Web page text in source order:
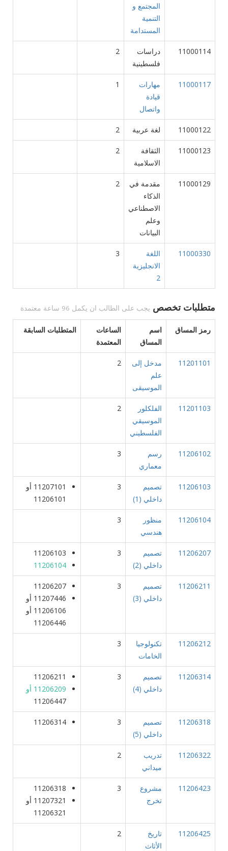
المجتمع و
التنمية
المستدامة
11000114
دراسات
فلسطينية
2
11000117
مهارات
قيادة
واتصال
1
11000122 لغة عربية 2
11000123
الثقافة
الاسلامية
2
11000129
مقدمة في
الذكاء
الاصطناعي
وعلم
البيانات
2
11000330
اللغة
الانجليزية
2
3
متطلبات تخصص يجب على الطالب ان يكمل 96 ساعة معتمدة
رمز المساق
اسم
المساق
الساعات
المعتمدة
المتطلبات السابقة
11201101
مدخل إلى
علم
الموسيقى
2
11201103
الفلكلور
الموسيقي
الفلسطيني
2
11206102
رسم
معماري
3
11206103
تصميم
داخلي (1)
3
11207101 أو
11206101
11206104
منظور
هندسي
3
11206207
تصميم
داخلي (2)
3
11206103
11206104
11206211
تصميم
داخلي (3)
3
11206207
11207446 أو
11206106 أو
11206446
11206212
تكنولوجيا
الخامات
3
11206314
تصميم
داخلي (4)
3
11206211
11206209 أو
11206447
11206318
تصميم
داخلي (5)
3
11206314
11206322
تدريب
ميداني
2
11206423
مشروع
تخرج
3
11206318
11207321 أو
11206321
11206425
تاريخ
الأثاث
2